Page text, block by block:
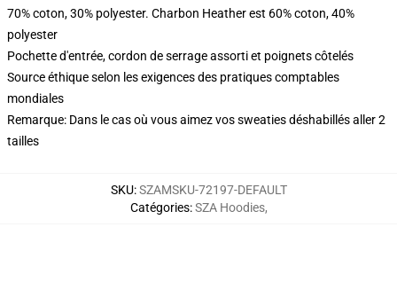
70% coton, 30% polyester. Charbon Heather est 60% coton, 40%
polyester
Pochette d'entrée, cordon de serrage assorti et poignets côtelés
Source éthique selon les exigences des pratiques comptables
mondiales
Remarque: Dans le cas où vous aimez vos sweaties déshabillés aller 2
tailles
SKU:SZAMSKU-72197-DEFAULT
Catégories:SZA Hoodies,